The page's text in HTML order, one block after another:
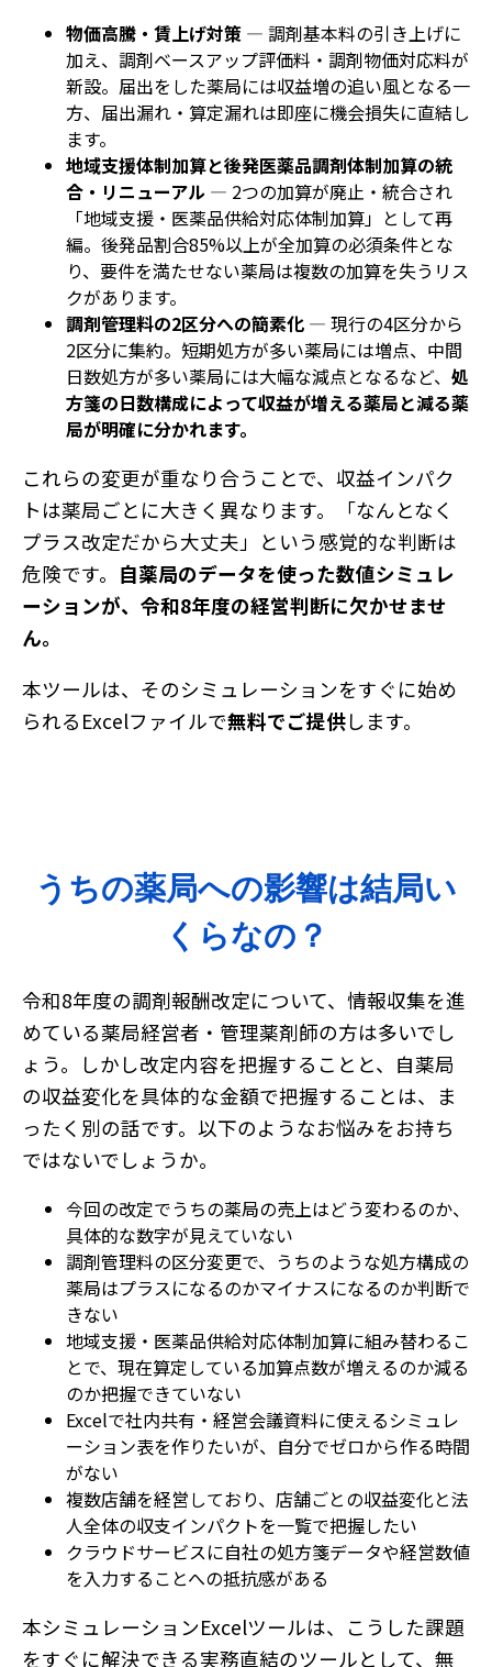
物価高騰・賃上げ対策 ― 調剤基本料の引き上げに
加え、調剤ベースアップ評価料・調剤物価対応料が
新設。届出をした薬局には収益増の追い風となる一
方、届出漏れ・算定漏れは即座に機会損失に直結し
ます。
地域支援体制加算と後発医薬品調剤体制加算の統
合・リニューアル ― 2つの加算が廃止・統合され
「地域支援・医薬品供給対応体制加算」として再
編。後発品割合85%以上が全加算の必須条件とな
り、要件を満たせない薬局は複数の加算を失うリス
クがあります。
調剤管理料の2区分への簡素化 ― 現行の4区分から
2区分に集約。短期処方が多い薬局には増点、中間
日数処方が多い薬局には大幅な減点となるなど、 処
方箋の日数構成によって収益が増える薬局と減る薬
局が明確に分かれます。
これらの変更が重なり合うことで、収益インパク
トは薬局ごとに大きく異なります。「なんとなく
プラス改定だから大丈夫」という感覚的な判断は
危険です。 自薬局のデータを使った数値シミュレ
ーションが、令和8年度の経営判断に欠かせませ
ん。
本ツールは、そのシミュレーションをすぐに始め
られるExcelファイルで無料でご提供します。
うちの薬局への影響は結局い
くらなの？
令和8年度の調剤報酬改定について、情報収集を進
めている薬局経営者・管理薬剤師の方は多いでし
ょう。しかし改定内容を把握することと、自薬局
の収益変化を具体的な金額で把握することは、ま
ったく別の話です。以下のようなお悩みをお持ち
ではないでしょうか。
今回の改定でうちの薬局の売上はどう変わるのか、
具体的な数字が見えていない
調剤管理料の区分変更で、うちのような処方構成の
薬局はプラスになるのかマイナスになるのか判断で
きない
地域支援・医薬品供給対応体制加算に組み替わるこ
とで、現在算定している加算点数が増えるのか減る
のか把握できていない
Excelで社内共有・経営会議資料に使えるシミュレ
ーション表を作りたいが、自分でゼロから作る時間
がない
複数店舗を経営しており、店舗ごとの収益変化と法
人全体の収支インパクトを一覧で把握したい
クラウドサービスに自社の処方箋データや経営数値
を入力することへの抵抗感がある
本シミュレーションExcelツールは、こうした課題
をすぐに解決できる実務直結のツールとして、無